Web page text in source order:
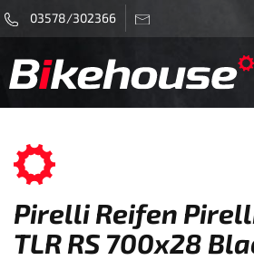
03578/302366
Pirelli Reifen
TLR RS 700x28